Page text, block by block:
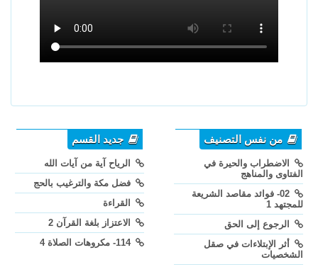
من نفس التصنيف
الاضطراب والحيرة في
الفتاوى والمناهج
02- فوائد مقاصد الشريعة
للمجتهد 1
الرجوع إلى الحق
أثر الإبتلاءات في صقل
الشخصيات
جديد القسم
الرياح آية من آيات الله
فضل مكة والترغيب بالحج
القراءة
الاعتزاز بلغة القرآن 2
114- مكروهات الصلاة 4